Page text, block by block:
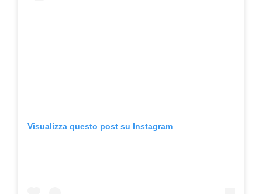
Visualizza questo post su Instagram